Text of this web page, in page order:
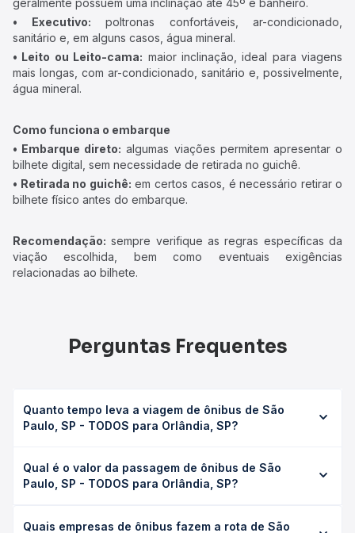
geralmente possuem uma inclinação até 45º e banheiro.
• Executivo: poltronas confortáveis, ar-condicionado,
sanitário e, em alguns casos, água mineral.
• Leito ou Leito-cama: maior inclinação, ideal para viagens
mais longas, com ar-condicionado, sanitário e, possivelmente,
água mineral.
Como funciona o embarque
• Embarque direto: algumas viações permitem apresentar o
bilhete digital, sem necessidade de retirada no guichê.
• Retirada no guichê: em certos casos, é necessário retirar o
bilhete físico antes do embarque.
Recomendação: sempre verifique as regras específicas da
viação escolhida, bem como eventuais exigências
relacionadas ao bilhete.
Perguntas Frequentes
Quanto tempo leva a viagem de ônibus de São
Paulo, SP - TODOS para Orlândia, SP?
Orlândia, SP leva em média 5h 30min, podendo variar
conforme a viação, o tipo de serviço (convencional,
Qual é o valor da passagem de ônibus de São
Paulo, SP - TODOS para Orlândia, SP?
TODOS para Orlândia, SP custa em média R$ 181,75 e
Quais empresas de ônibus fazem a rota de São